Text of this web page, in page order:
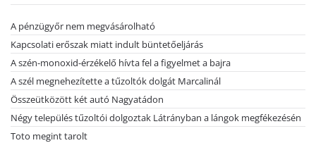
A pénzügyőr nem megvásárolható
Kapcsolati erőszak miatt indult büntetőeljárás
A szén-monoxid-érzékelő hívta fel a figyelmet a bajra
A szél megnehezítette a tűzoltók dolgát Marcalinál
Összeütközött két autó Nagyatádon
Négy település tűzoltói dolgoztak Látrányban a lángok megfékezésén
Toto megint tarolt